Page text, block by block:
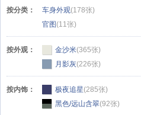
按分类： 车身外观(178张)
官图(11张)
按外观： 金沙米(365张)
月影灰(226张)
按内饰： 极夜追星(285张)
黑色/远山含翠(92张)